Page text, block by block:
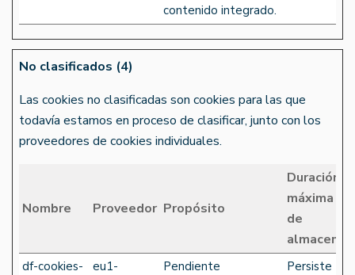
contenido integrado.
No clasificados (4)
Las cookies no clasificadas son cookies para las que
todavía estamos en proceso de clasificar, junto con los
proveedores de cookies individuales.
Nombre Proveedor Propósito
Duración
máxima
de
df-cookies-
eu1-
Pendiente
Persiste